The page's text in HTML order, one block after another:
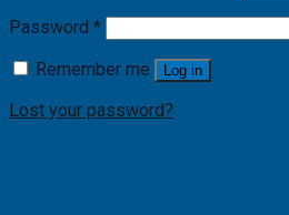
Password *
Remember me
Log in
Lost your password?